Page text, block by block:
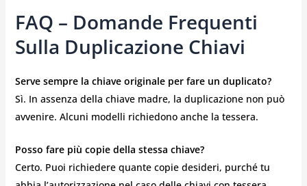
FAQ – Domande Frequenti
Sulla Duplicazione Chiavi
Serve sempre la chiave originale per fare un duplicato?
Sì. In assenza della chiave madre, la duplicazione non può
avvenire. Alcuni modelli richiedono anche la tessera.
Posso fare più copie della stessa chiave?
Certo. Puoi richiedere quante copie desideri, purché tu